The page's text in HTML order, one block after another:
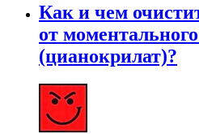
Как и чем
от
(цианокрилат)?